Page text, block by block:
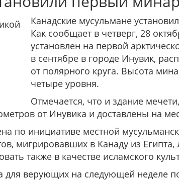
Канадские мусульмане
Как сообщает в четверг, 28
установлен на первой
в сентябре в городе Инувик,
от полярного круга. Высота
четыре уровня.
Отмечается, что и здание
от Инувика и доставлены на
по инициативе местной
мигрировавших в Канаду из
также в качестве исламского
для верующих на следующей неделе